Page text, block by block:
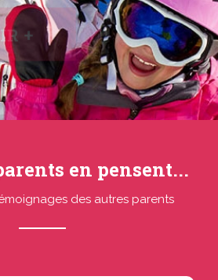
+
en pensent...
des autres parents